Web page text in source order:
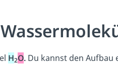
H2O. Du kannst den Aufbau